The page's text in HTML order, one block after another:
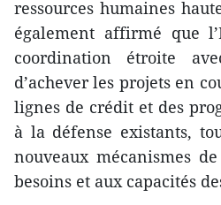
ressources humaines
également affirmé que
coordination étroite
d’achever les projets en
lignes de crédit et des
à la défense existants,
nouveaux mécanismes
besoins et aux capacités